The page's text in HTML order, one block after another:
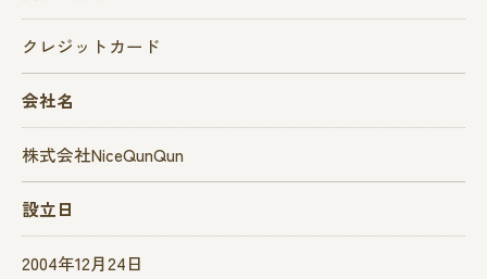
クレジットカード
会社名
株式会社NiceQunQun
設立日
2004年12月24日